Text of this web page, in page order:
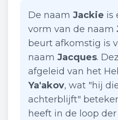
De naam Jackie is
vorm van de naam
beurt afkomstig is
naam Jacques.
afgeleid van het
Ya'akov, wat "hij
achterblijft"
heeft in de loop